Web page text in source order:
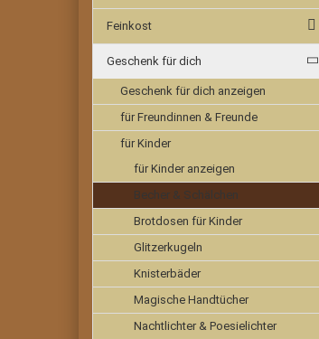
Feinkost
Geschenk für dich
Geschenk für dich anzeigen
für Freundinnen & Freunde
für Kinder
für Kinder anzeigen
Becher & Schälchen
Brotdosen für Kinder
Glitzerkugeln
Knisterbäder
Magische Handtücher
Nachtlichter & Poesielichter